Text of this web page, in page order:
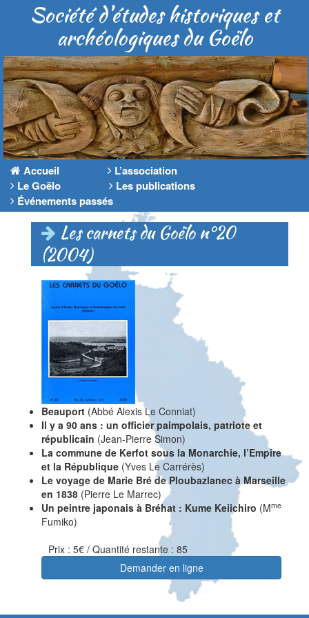
Société d'études historiques et
archéologiques du Goëlo
Accueil
L’association
Le Goëlo
Les publications
Événements passés
Les carnets du Goëlo n°20
(2004)
Beauport (Abbé Alexis Le Conniat)
Il y a 90 ans : un officier paimpolais, patriote et
républicain (Jean-Pierre Simon)
La commune de Kerfot sous la Monarchie, l’Empire
et la République (Yves Le Carrérès)
Le voyage de Marie Bré de Ploubazlanec à Marseille
en 1838 (Pierre Le Marrec)
Un peintre japonais à Bréhat : Kume Keiichiro (Mme
Fumiko)
Prix : 5€ / Quantité restante : 85
Demander en ligne